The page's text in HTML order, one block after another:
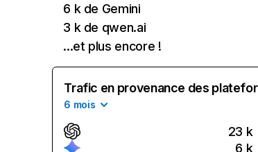
6 k de Gemini
3 k de qwen.ai
...et plus encore !
Trafic en provenance des
6 mois
23 k
6 k